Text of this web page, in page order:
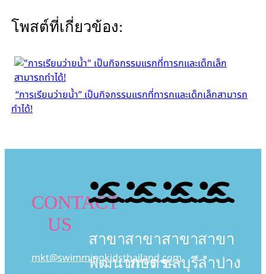
โพสต์ที่เกี่ยวข้อง:
“การเรียนว่ายน้ำ” เป็นกิจกรรมแรกที่ทารกและเด็กเล็กสามารถ
ทำได้!
CONTACT
US
mkt@swimmingkidsthailand.com
สาขา
พัฒนาการ
สาขา
เกษตร-
สาขา
ชลบุรี
สาขา
ลำปาง